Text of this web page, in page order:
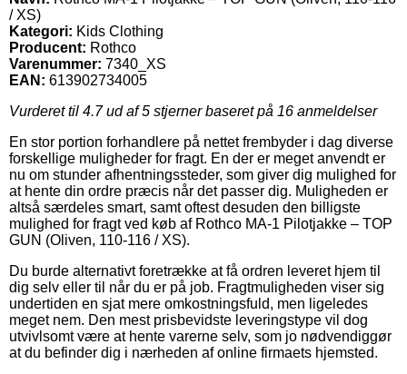
/ XS)
Kategori: Kids Clothing
Producent: Rothco
Varenummer: 7340_XS
EAN: 613902734005
Vurderet til 4.7ud af 5 stjerner baseret på 16 anmeldelser
En stor portion forhandlere på nettet frembyder i dag diverse
forskellige muligheder for fragt. En der er meget anvendt er
nu om stunder afhentningssteder, som giver dig mulighed for
at hente din ordre præcis når det passer dig. Muligheden er
altså særdeles smart, samt oftest desuden den billigste
mulighed for fragt ved køb af Rothco MA-1 Pilotjakke – TOP
GUN (Oliven, 110-116 / XS).
Du burde alternativt foretrække at få ordren leveret hjem til
dig selv eller til når du er på job. Fragtmuligheden viser sig
undertiden en sjat mere omkostningsfuld, men ligeledes
meget nem. Den mest prisbevidste leveringstype vil dog
utvivlsomt være at hente varerne selv, som jo nødvendiggør
at du befinder dig i nærheden af online firmaets hjemsted.